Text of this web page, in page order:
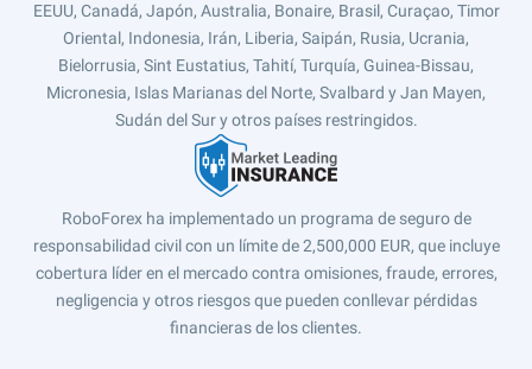
EEUU, Canadá, Japón, Australia, Bonaire, Brasil, Curaçao, Timor
Oriental, Indonesia, Irán, Liberia, Saipán, Rusia, Ucrania,
Bielorrusia, Sint Eustatius, Tahití, Turquía, Guinea-Bissau,
Micronesia, Islas Marianas del Norte, Svalbard y Jan Mayen,
Sudán del Sur y otros países restringidos.
RoboForex ha implementado un programa de seguro de
responsabilidad civil con un límite de 2,500,000 EUR, que incluye
cobertura líder en el mercado contra omisiones, fraude, errores,
negligencia y otros riesgos que pueden conllevar pérdidas
financieras de los clientes.